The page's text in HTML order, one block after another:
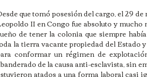
que tomó posesión del cargo, el 29
II en Congo fue absoluto y
de tener la colonia que siempre
la tierra vacante propiedad del
conformar un régimen de
de la causa anti-esclavista, sin
atados a una forma laboral casi